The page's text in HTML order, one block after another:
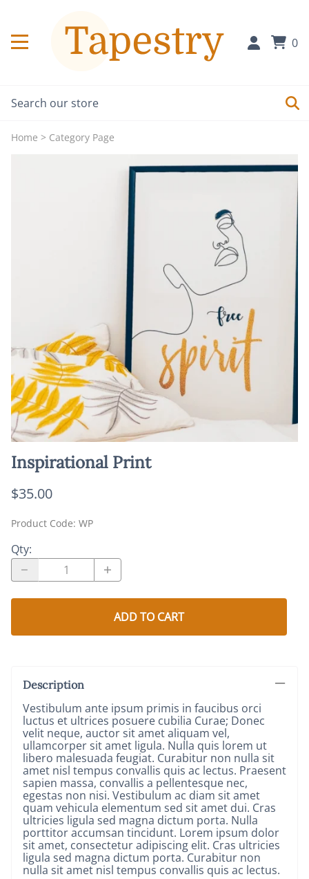
0
Home > Category Page
Inspirational Print
$35.00
Product Code: WP
Qty:
ADD TO CART
Description
Vestibulum ante ipsum primis in faucibus orci
luctus et ultrices posuere cubilia Curae; Donec
velit neque, auctor sit amet aliquam vel,
ullamcorper sit amet ligula. Nulla quis lorem ut
libero malesuada feugiat. Curabitur non nulla sit
amet nisl tempus convallis quis ac lectus. Praesent
sapien massa, convallis a pellentesque nec,
egestas non nisi. Vestibulum ac diam sit amet
quam vehicula elementum sed sit amet dui. Cras
ultricies ligula sed magna dictum porta. Nulla
porttitor accumsan tincidunt. Lorem ipsum dolor
sit amet, consectetur adipiscing elit. Cras ultricies
ligula sed magna dictum porta. Curabitur non
nulla sit amet nisl tempus convallis quis ac lectus.